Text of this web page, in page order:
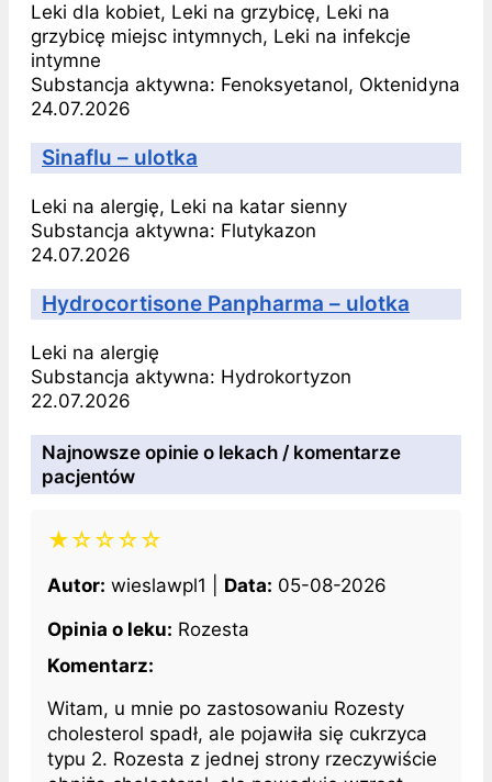
Leki dla kobiet, Leki na grzybicę, Leki na
grzybicę miejsc intymnych, Leki na infekcje
intymne
Substancja aktywna: Fenoksyetanol, Oktenidyna
24.07.2026
Sinaflu – ulotka
Leki na alergię, Leki na katar sienny
Substancja aktywna: Flutykazon
24.07.2026
Hydrocortisone Panpharma – ulotka
Leki na alergię
Substancja aktywna: Hydrokortyzon
22.07.2026
Najnowsze opinie o lekach / komentarze
pacjentów
★☆☆☆☆
Autor: wieslawpl1 | Data: 05-08-2026
Opinia o leku: Rozesta
Komentarz:
Witam, u mnie po zastosowaniu Rozesty
cholesterol spadł, ale pojawiła się cukrzyca
typu 2. Rozesta z jednej strony rzeczywiście